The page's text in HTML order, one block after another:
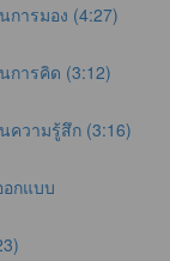
การมอง (4:27)
การคิด (3:12)
ความรู้สึก (3:16)
อกแบบ